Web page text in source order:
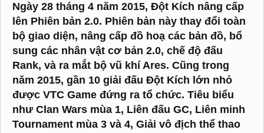
Ngày 28 tháng 4 năm 2015, Đột Kích nâng cấp
lên Phiên bản 2.0. Phiên bản này thay đổi toàn
bộ giao diện, nâng cấp đồ hoạ các bản đồ, bổ
sung các nhân vật cơ bản 2.0, chế độ đấu
Rank, và ra mắt bộ vũ khí Ares. Cũng trong
năm 2015, gần 10 giải đấu Đột Kích lớn nhỏ
được VTC Game đứng ra tổ chức. Tiêu biểu
như Clan Wars mùa 1, Liên đấu GC, Liên minh
Tournament mùa 3 và 4, Giải vô địch thể thao